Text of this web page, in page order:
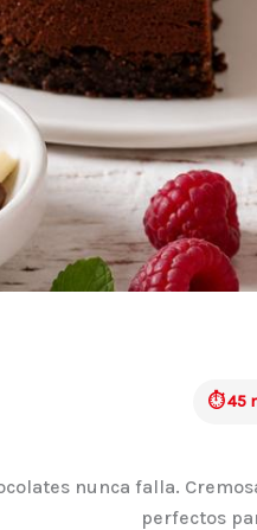
⏱ 45
nunca falla.
perfectos